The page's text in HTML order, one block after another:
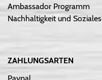
Ambassador Programm
Nachhaltigkeit und Soziales
ZAHLUNGSARTEN